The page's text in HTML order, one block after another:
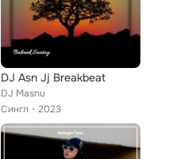
DJ Asn Jj Breakbeat
DJ Masnu
Сингл
2023